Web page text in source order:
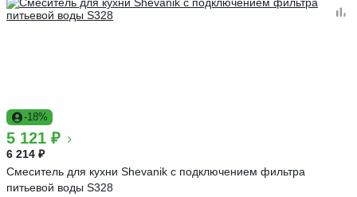
-18%
5 121 ₽
6 214 ₽
Смеситель для кухни Shevanik с подключением фильтра
питьевой воды S328